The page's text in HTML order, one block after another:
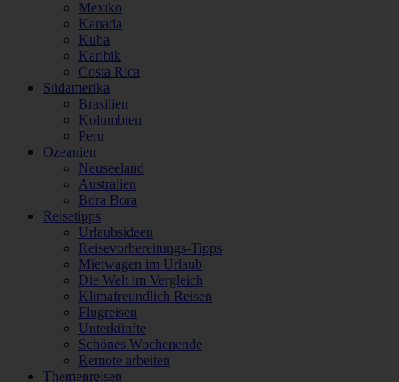
Mexiko
Kanada
Kuba
Karibik
Costa Rica
Südamerika
Brasilien
Kolumbien
Peru
Ozeanien
Neuseeland
Australien
Bora Bora
Reisetipps
Urlaubsideen
Reisevorbereitungs-Tipps
Mietwagen im Urlaub
Die Welt im Vergleich
Klimafreundlich Reisen
Flugreisen
Unterkünfte
Schönes Wochenende
Remote arbeiten
Themenreisen